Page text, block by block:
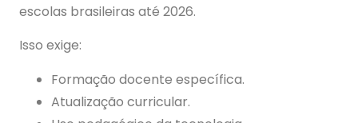
escolas brasileiras até 2026.
Isso exige:
Formação docente específica.
Atualização curricular.